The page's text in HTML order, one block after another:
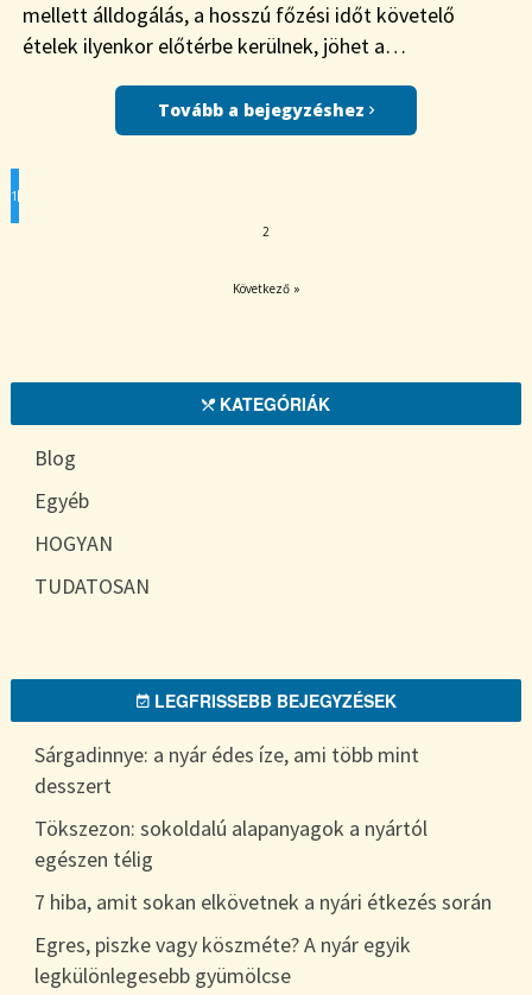
mellett álldogálás, a hosszú főzési időt követelő
ételek ilyenkor előtérbe kerülnek, jöhet a…
Tovább a bejegyzéshez
1
2
Következő »
KATEGÓRIÁK
Blog
Egyéb
HOGYAN
TUDATOSAN
LEGFRISSEBB BEJEGYZÉSEK
Sárgadinnye: a nyár édes íze, ami több mint
desszert
Tökszezon: sokoldalú alapanyagok a nyártól
egészen télig
7 hiba, amit sokan elkövetnek a nyári étkezés során
Egres, piszke vagy köszméte? A nyár egyik
legkülönlegesebb gyümölcse